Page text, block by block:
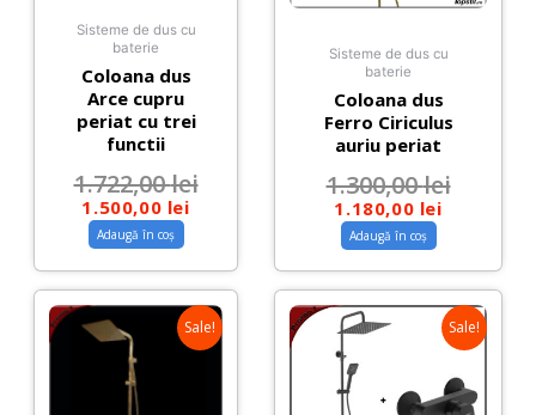
Sisteme de dus cu
baterie
Coloana dus
Arce cupru
periat cu trei
functii
1.722,00lei
1.500,00 lei
Adaugă în coș
Sisteme de dus cu
baterie
Coloana dus
Ferro Ciriculus
auriu periat
1.300,00lei
1.180,00 lei
Adaugă în coș
Sale! Sale!